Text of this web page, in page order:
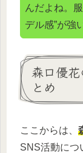
んだよね。
デル感”が強
森口優
とめ
ここからは、
SNS活動につ